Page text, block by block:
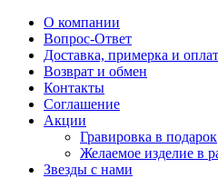
О компании
Вопрос-Ответ
Доставка, примерка и
Возврат и обмен
Контакты
Соглашение
Акции
Гравировка в подарок
Желаемое изделие в
Звезды с нами